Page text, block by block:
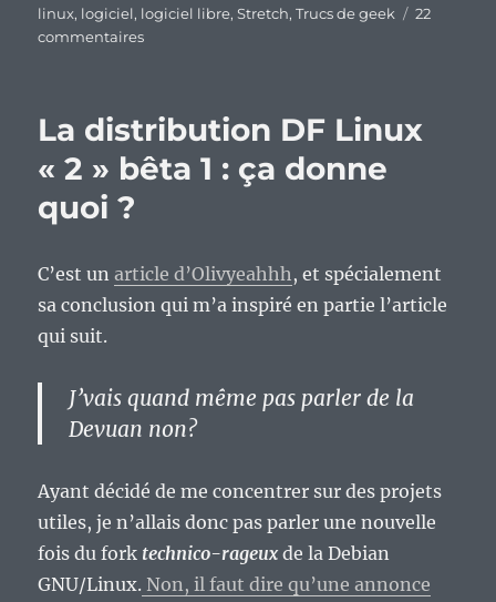
linux, logiciel, logiciel libre,Stretch,Trucs de geek
22
commentairessur
DFLinux
en
La distribution DF Linux
« 2 » bêta 1 : ça donne
quoi ?
C’est unarticle d’Olivyeahhh , et spécialement
sa conclusion qui m’a inspiré en partie l’article
qui suit.
J’vais quand même pas parler de la
Devuan non?
Ayant décidé de me concentrer sur des projets
utiles, je n’allais donc pas parler une nouvelle
fois du fork technico-rageux de la Debian
GNU/Linux. Non, il faut dire qu’une annonce